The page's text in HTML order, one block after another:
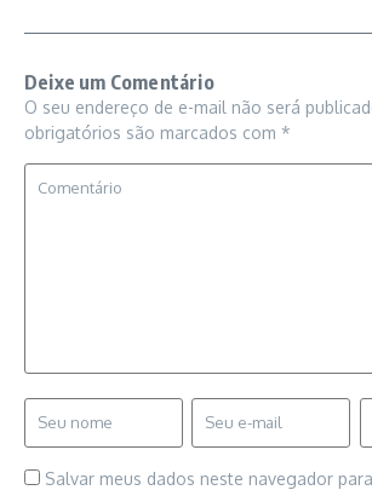
Deixe um Comentário
O seu endereço de e-mail não será
obrigatórios são marcados com *
Salvar meus dados neste navegador